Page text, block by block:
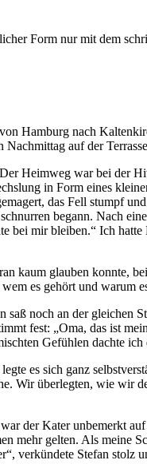
Form nur mit dem
Hamburg nach
auf der
Heimweg war bei der
in Form eines
das Fell stumpf
begann. Nach
bei mir bleiben.
Ich hatte
kaum glauben konnte,
es gehört und warum
noch an der gleichen
fest: Oma, das ist
Gefühlen dachte
es sich ganz
Wir überlegten, wie wir
der Kater unbemerkt
mehr gelten. Als meine
, verkündete Stefan stolz